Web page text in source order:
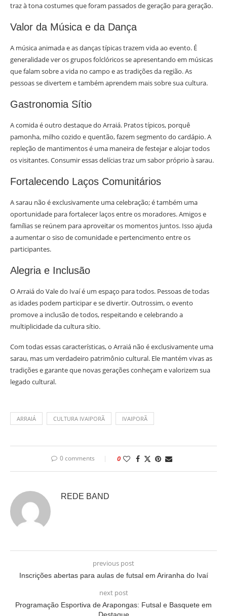
traz à tona costumes que foram passados de geração para geração.
Valor da Música e da Dança
A música animada e as danças típicas trazem vida ao evento. É
generalidade ver os grupos folclóricos se apresentando em músicas
que falam sobre a vida no campo e as tradições da região. As
pessoas se divertem e também aprendem mais sobre sua cultura.
Gastronomia Sítio
A comida é outro destaque do Arraiá. Pratos típicos, porquê
pamonha, milho cozido e quentão, fazem segmento do cardápio. A
repleção de mantimentos é uma maneira de festejar e alojar todos
os visitantes. Consumir essas delícias traz um sabor próprio à sarau.
Fortalecendo Laços Comunitários
A sarau não é exclusivamente uma celebração; é também uma
oportunidade para fortalecer laços entre os moradores. Amigos e
famílias se reúnem para aproveitar os momentos juntos. Isso ajuda
a aumentar o siso de comunidade e pertencimento entre os
participantes.
Alegria e Inclusão
O Arraiá do Vale do Ivaí é um espaço para todos. Pessoas de todas
as idades podem participar e se divertir. Outrossim, o evento
promove a inclusão de todos, respeitando e celebrando a
multiplicidade da cultura sítio.
Com todas essas características, o Arraiá não é exclusivamente uma
sarau, mas um verdadeiro patrimônio cultural. Ele mantém vivas as
tradições e garante que novas gerações conheçam e valorizem sua
legado cultural.
ARRAIÁ CULTURA IVAIPORÃ IVAIPORÃ
0 comments 0
REDE BAND
previous post
Inscrições abertas para aulas de futsal em Ariranha do Ivaí
next post
Programação Esportiva de Arapongas: Futsal e Basquete em
Destaque